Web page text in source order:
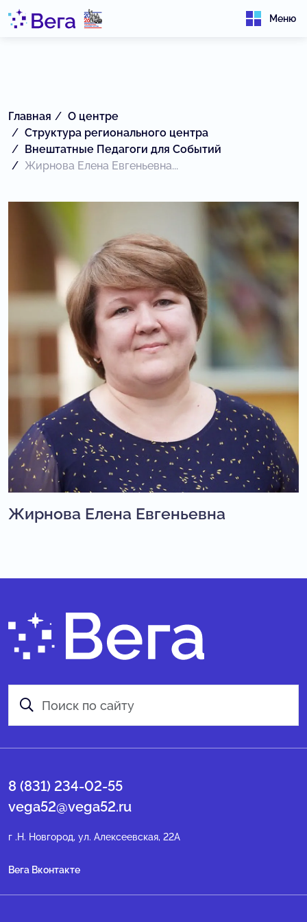
Меню
Главная
О центре
Структура регионального центра
Внештатные Педагоги для Событий
Жирнова Елена Евгеньевна...
Жирнова Елена Евгеньевна
8 (831) 234-02-55
vega52@vega52.ru
г .Н. Новгород, ул. Алексеевская, 22А
Вега Вконтакте